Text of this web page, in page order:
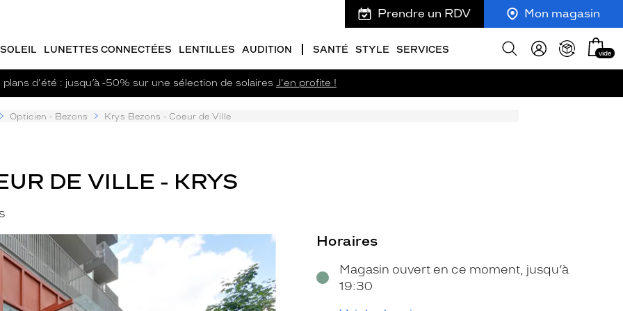
Prendre un RDV Mon magasin
LUNETTES CONNECTÉES LENTILLES AUDITION SANTÉ STYLE SERVICES
Afficher
Mon
panier
vide
plans d'été : jusqu’à -50% sur une sélection de solaires J'en profite !
Opticien - Bezons Krys Bezons - Coeur de Ville
DE VILLE - KRYS
Horaires
Magasin ouvert en ce moment, jusqu’à
19:30